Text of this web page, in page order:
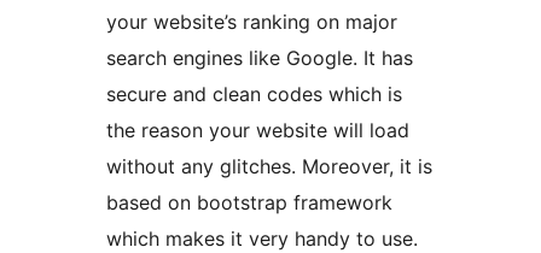
your website’s ranking on major
search engines like Google. It has
secure and clean codes which is
the reason your website will load
without any glitches. Moreover, it is
based on bootstrap framework
which makes it very handy to use.